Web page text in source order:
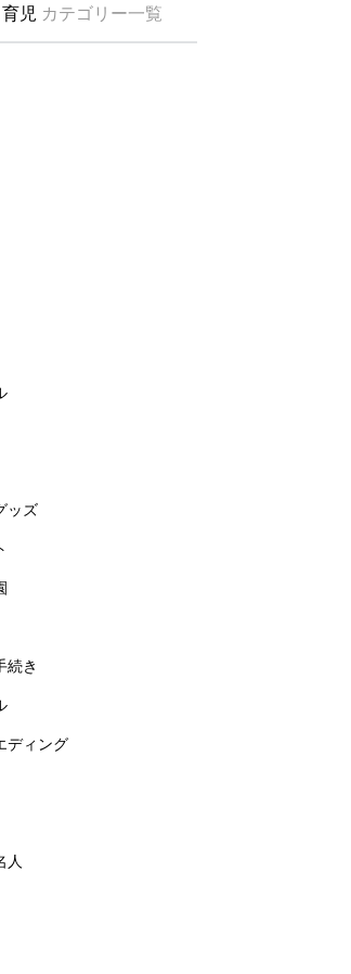
児 カテゴリー一覧
ッズ
続き
ディング
人